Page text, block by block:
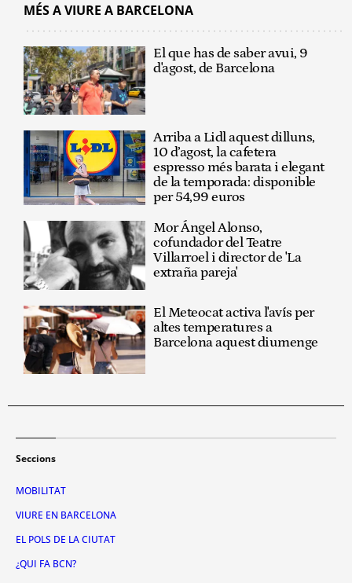
MÉS A VIURE A BARCELONA
El que has de saber avui, 9
d'agost, de Barcelona
Arriba a Lidl aquest dilluns,
10 d’agost, la cafetera
espresso més barata i elegant
de la temporada: disponible
per 54,99 euros
Mor Ángel Alonso,
cofundador del Teatre
Villarroel i director de 'La
extraña pareja'
El Meteocat activa l'avís per
altes temperatures a
Barcelona aquest diumenge
Seccions
MOBILITAT
VIURE EN BARCELONA
EL POLS DE LA CIUTAT
¿QUI FA BCN?